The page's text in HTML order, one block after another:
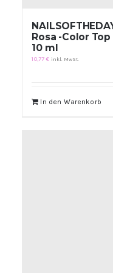
Rosa -Color
10 ml
10,77€ inkl. MwSt.
In den Warenkorb